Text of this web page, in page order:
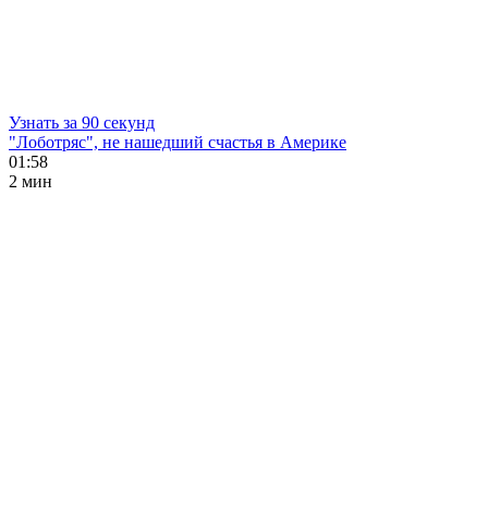
Узнать за 90 секунд
"Лоботряс", не нашедший счастья в Америке
01:58
2 мин